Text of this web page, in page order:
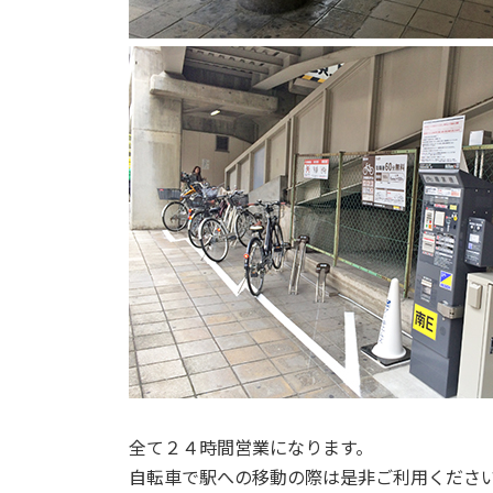
全て２４時間営業になります。
自転車で駅への移動の際は是非ご利用くださ